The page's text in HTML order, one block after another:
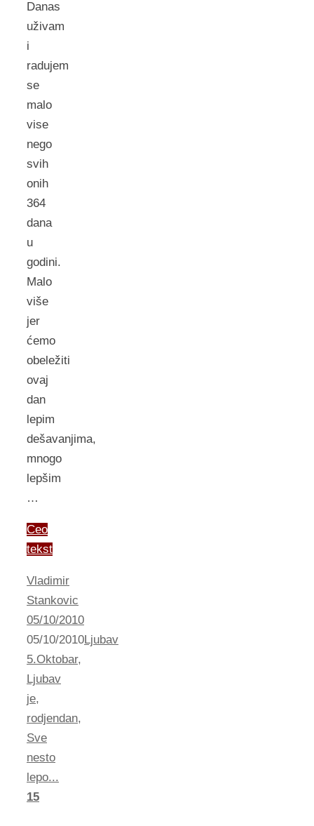
Danas
uživam
i
radujem
se
malo
vise
nego
svih
onih
364
dana
u
godini.
Malo
više
jer
ćemo
obeležiti
ovaj
dan
lepim
dešavanjima,
mnogo
lepšim
…
Ceo
tekst
Vladimir
Stankovic
05/10/2010
05/10/2010Ljubav
5.Oktobar,
Ljubav
je,
rodjendan,
Sve
nesto
lepo...
15